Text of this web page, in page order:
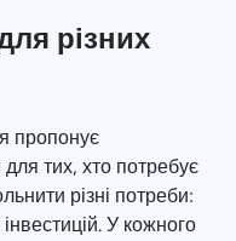
різних
пропонує
для тих, хто потребує
різні потреби:
У кожного